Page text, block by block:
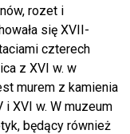
rozet i
się XVII-
czterech
z XVI w. w
murem z kamienia
i XVI w. W muzeum
będący również